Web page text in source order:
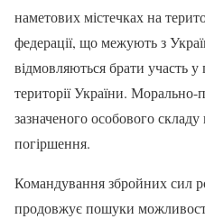
наметових містечках на
федерації, що межують з
відмовляються брати участь
території України. Морально-
зазначеного особового
погіршення.
Командування збройних сил
продовжує пошуки